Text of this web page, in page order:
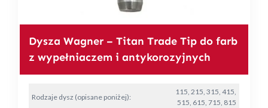
Dysza Wagner – Titan Trade Tip do farb
z wypełniaczem i antykorozyjnych
Rodzaje dysz (opisane poniżej):
115, 215, 315, 415,
515, 615, 715, 815